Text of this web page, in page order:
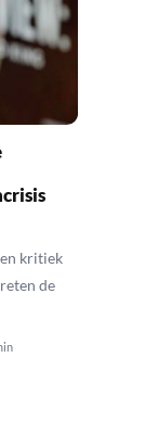
kritiek
de